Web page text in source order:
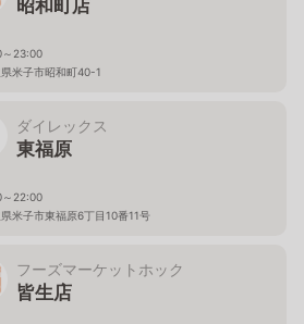
昭和町店
23:00
県米子市昭和町40-1
ダイレックス
東福原
22:00
米子市東福原6丁目10番11号
フーズマーケットホック
皆生店